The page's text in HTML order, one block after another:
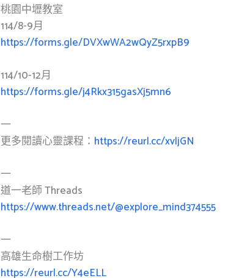
桃園中壢教室
114/8-9月
https://forms.gle/DVXwWA2wQyZ5rxpB9
114/10-12月
https://forms.gle/j4Rkx315gasXj5mn6
一
更多閱讀心靈課程： https://reurl.cc/xvljGN
一
道一老師 Threads
https://www.threads.net/@explore_mind374555
一
高雄生命樹工作坊
https://reurl.cc/Y4eELL